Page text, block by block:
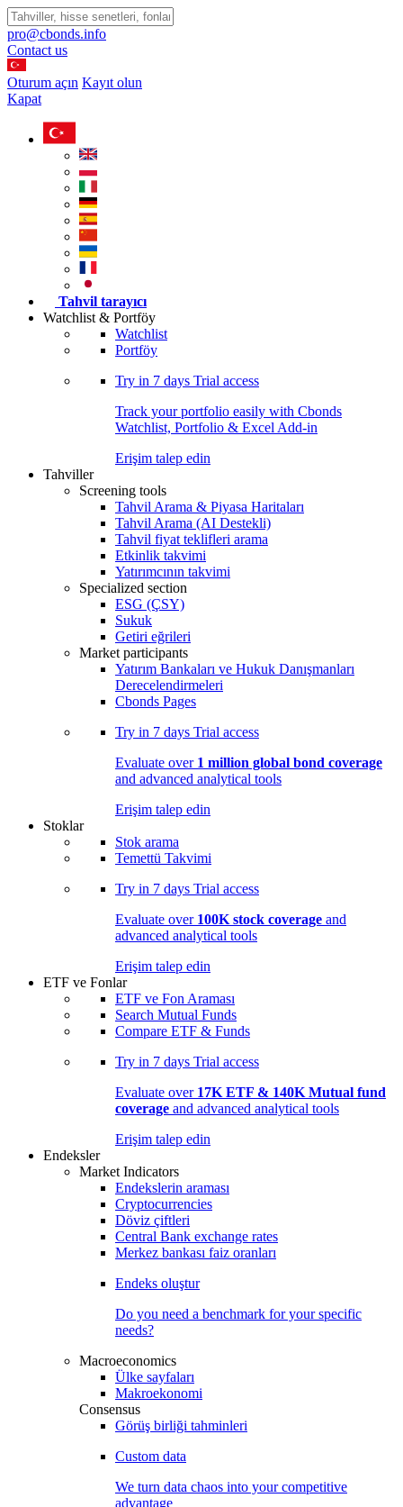
pro@cbonds.info
Contact us
Oturum açın Kayıt olun
Kapat
Tahvil tarayıcı
Watchlist & Portföy
Watchlist
Portföy
Try in 7 days Trial access
Track your portfolio easily with Cbonds
Watchlist, Portfolio & Excel Add-in
Erişim talep edin
Tahviller
Screening tools
Tahvil Arama & Piyasa Haritaları
Tahvil Arama (AI Destekli)
Tahvil fiyat teklifleri arama
Etkinlik takvimi
Yatırımcının takvimi
Specialized section
ESG (ÇSY)
Sukuk
Getiri eğrileri
Market participants
Yatırım Bankaları ve Hukuk Danışmanları
Derecelendirmeleri
Cbonds Pages
Try in 7 days Trial access
Evaluate over 1 million global bond coverage
and advanced analytical tools
Erişim talep edin
Stoklar
Stok arama
Temettü Takvimi
Try in 7 days Trial access
Evaluate over 100K stock coverage and
advanced analytical tools
Erişim talep edin
ETF ve Fonlar
ETF ve Fon Araması
Search Mutual Funds
Compare ETF & Funds
Try in 7 days Trial access
Evaluate over 17K ETF & 140K Mutual fund
coverage and advanced analytical tools
Erişim talep edin
Endeksler
Market Indicators
Endekslerin araması
Cryptocurrencies
Döviz çiftleri
Central Bank exchange rates
Merkez bankası faiz oranları
Endeks oluştur
Do you need a benchmark for your specific
needs?
Macroeconomics
Ülke sayfaları
Makroekonomi
Consensus
Görüş birliği tahminleri
Custom data
We turn data chaos into your competitive
advantage